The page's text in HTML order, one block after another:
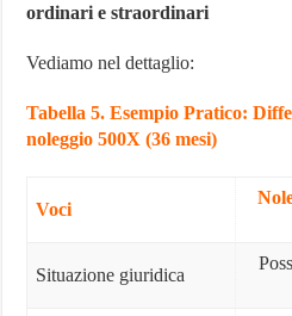
ordinari e straordinari
Vediamo nel dettaglio:
Tabella 5. Esempio Pratico:
noleggio 500X (36 mesi)
Voci
Situazione giuridica